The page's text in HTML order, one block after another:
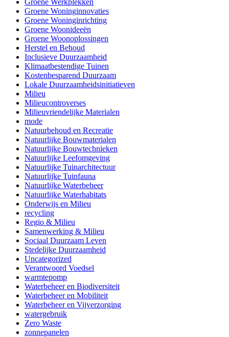
Groene Werkplekken
Groene Woninginnovaties
Groene Woninginrichting
Groene Woonideeën
Groene Woonoplossingen
Herstel en Behoud
Inclusieve Duurzaamheid
Klimaatbestendige Tuinen
Kostenbesparend Duurzaam
Lokale Duurzaamheidsinitiatieven
Milieu
Milieucontroverses
Milieuvriendelijke Materialen
mode
Natuurbehoud en Recreatie
Natuurlijke Bouwmaterialen
Natuurlijke Bouwtechnieken
Natuurlijke Leefomgeving
Natuurlijke Tuinarchitectuur
Natuurlijke Tuinfauna
Natuurlijke Waterbeheer
Natuurlijke Waterhabitats
Onderwijs en Milieu
recycling
Regio & Milieu
Samenwerking & Milieu
Sociaal Duurzaam Leven
Stedelijke Duurzaamheid
Uncategorized
Verantwoord Voedsel
warmtepomp
Waterbeheer en Biodiversiteit
Waterbeheer en Mobiliteit
Waterbeheer en Vijverzorging
watergebruik
Zero Waste
zonnepanelen